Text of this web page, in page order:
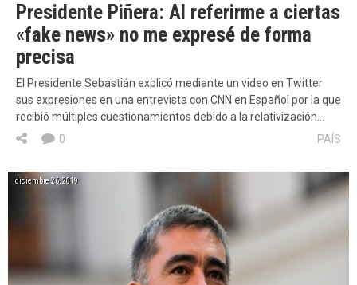
Presidente Piñera: Al referirme a ciertas
«fake news» no me expresé de forma
precisa
El Presidente Sebastián explicó mediante un video en Twitter
sus expresiones en una entrevista con CNN en Español por la que
recibió múltiples cuestionamientos debido a la relativización…
PAÍS
0
diciembre 26, 2019